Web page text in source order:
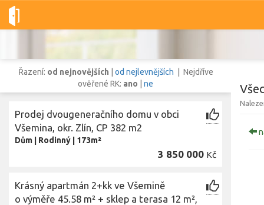
Dobré-nemovitosti.cz obec Všemina, okres Zlín, Zlínský kraj
Vše Byty Pozemky
Cena
Řazení: od nejnovějších od nejlevnějších | Nejdříve
ověřené RK: ano ne
Prodej dvougeneračního domu v obci
Všemina, okr. Zlín, CP 382 m2
Dům Rodinný 173m²
3 850 000 Kč
Krásný apartmán 2+kk ve Všemině
o výměře 45.58 m² + sklep a terasa 12 m²,